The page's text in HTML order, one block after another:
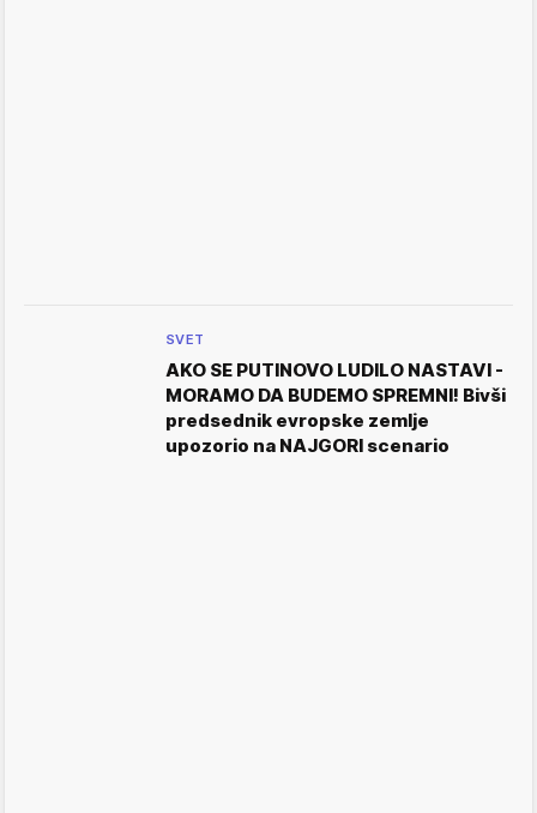
SVET
AKO SE PUTINOVO LUDILO NASTAVI -
MORAMO DA BUDEMO SPREMNI! Bivši
predsednik evropske zemlje
upozorio na NAJGORI scenario